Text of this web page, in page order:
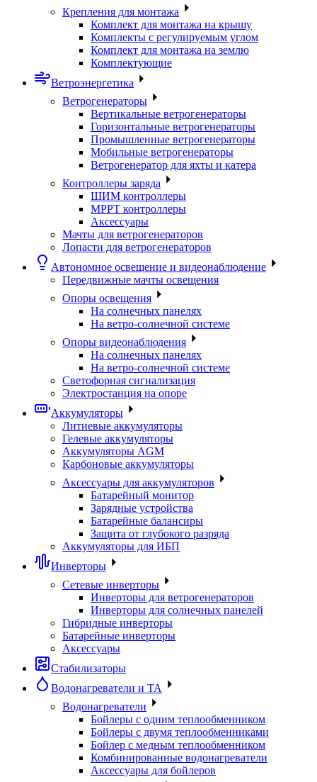
Крепления для монтажа
Комплект для монтажа на крышу
Комплекты с регулируемым углом
Комплект для монтажа на землю
Комплектующие
Ветроэнергетика
Ветрогенераторы
Вертикальные ветрогенераторы
Горизонтальные ветрогенераторы
Промышленные ветрогенераторы
Мобильные ветрогенераторы
Ветрогенератор для яхты и катера
Контроллеры заряда
ШИМ контроллеры
МРРТ контроллеры
Аксессуары
Мачты для ветрогенераторов
Лопасти для ветрогенераторов
Автономное освещение и видеонаблюдение
Передвижные мачты освещения
Опоры освещения
На солнечных панелях
На ветро-солнечной системе
Опоры видеонаблюдения
На солнечных панелях
На ветро-солнечной системе
Светофорная сигнализация
Электростанция на опоре
Аккумуляторы
Литиевые аккумуляторы
Гелевые аккумуляторы
Аккумуляторы AGM
Карбоновые аккумуляторы
Аксессуары для аккумуляторов
Батарейный монитор
Зарядные устройства
Батарейные балансиры
Защита от глубокого разряда
Аккумуляторы для ИБП
Инверторы
Сетевые инверторы
Инверторы для ветрогенераторов
Инверторы для солнечных панелей
Гибридные инверторы
Батарейные инверторы
Аксессуары
Стабилизаторы
Водонагреватели и ТА
Водонагреватели
Бойлеры с одним теплообменником
Бойлеры с двумя теплообменниками
Бойлер с медным теплообменником
Комбинированные водонагреватели
Аксессуары для бойлеров